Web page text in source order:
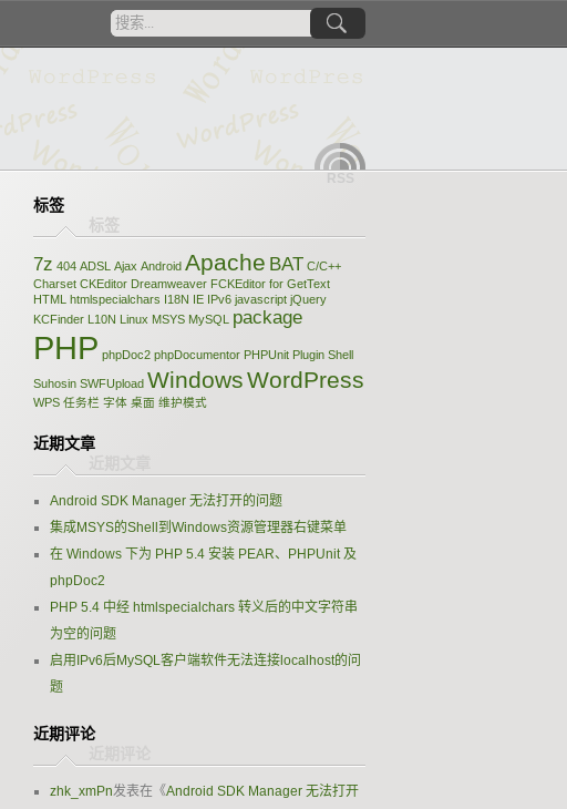
RSS
标签
7z 404 ADSL Ajax Android Apache BAT C/C++
Charset CKEditor Dreamweaver FCKEditor for GetText
HTML htmlspecialchars I18N IE IPv6 javascript jQuery
KCFinder L10N Linux MSYS MySQL package
PHP phpDoc2 phpDocumentor PHPUnit Plugin Shell
Suhosin SWFUpload WindowsWordPress
WPS 任务栏 字体 桌面 维护模式
近期文章
Android SDK Manager 无法打开的问题
集成MSYS的Shell到Windows资源管理器右键菜单
在 Windows 下为 PHP 5.4 安装 PEAR、PHPUnit 及
phpDoc2
PHP 5.4 中经 htmlspecialchars 转义后的中文字符串
为空的问题
启用IPv6后MySQL客户端软件无法连接localhost的问
题
近期评论
zhk_xmPn发表在《Android SDK Manager 无法打开